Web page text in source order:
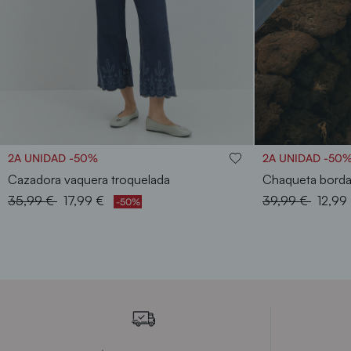
2A UNIDAD -50%
Cazadora vaquera troquelada
Price reduced from
35,99 €to17,99 € -50%
4244 46 48
2A UNIDAD -
Chaqueta
Price reduced
39,99 €to12,99